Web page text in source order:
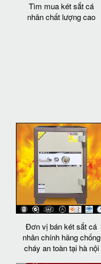
Tìm mua két sắt cá
nhân chất lượng cao
Đơn vị bán két sắt cá
nhân chính hãng chống
cháy an toàn tại hà nội